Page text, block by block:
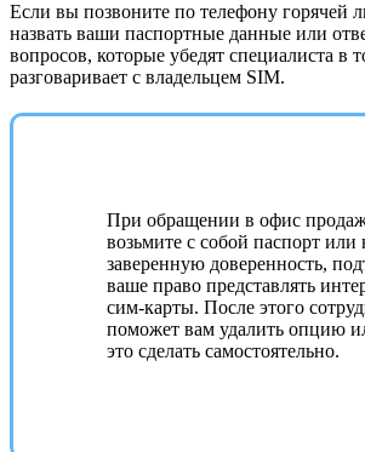
Если вы позвоните по телефону горячей
назвать ваши паспортные данные или
вопросов, которые убедят специалиста в
разговаривает с владельцем SIM.
При обращении в офис
возьмите с собой паспорт или
заверенную доверенность,
ваше право представлять
сим-карты. После этого
поможет вам удалить опцию
это сделать самостоятельно.